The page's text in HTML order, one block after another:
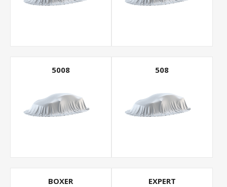
5008 508
BOXER EXPERT